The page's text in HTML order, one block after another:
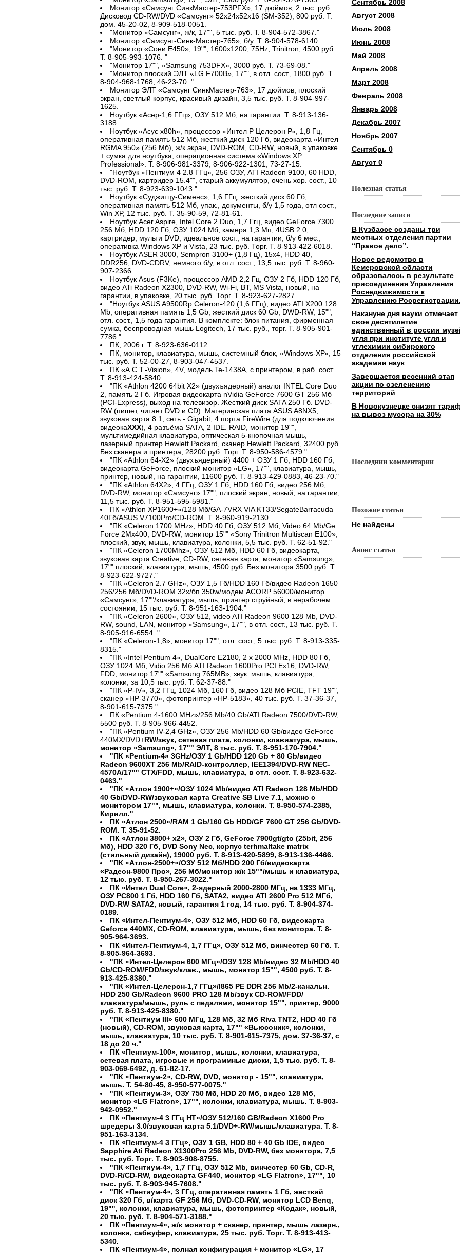
Монитор «Самсунг СинкМастер-753PFX», 17 дюймов, 2 тыс. руб.
Дисковод CD-RW/DVD «Самсунг» 52х24х52х16 (SM-352), 800 руб. Т.
дом. 45-20-02, 8-909-518-0051.
"Монитор «Самсунг», ж/к, 17"", 5 тыс. руб. Т. 8-904-572-3867."
Монитор «Самсунг-Синк-Мастер-765», б/у. Т. 8-904-578-6140.
"Монитор «Сони E450», 19"", 1600x1200, 75Hz, Trinitron, 4500 руб.
Т. 8-905-993-1076. "
"Монитор 17"", «Samsung 753DFX», 3000 руб. Т. 73-69-08."
"Монитор плоский ЭЛТ «LG F700B», 17"", в отл. сост., 1800 руб. Т.
8-904-968-1768, 46-23-70. "
Монитор ЭЛТ «Самсунг СинкМастер-763», 17 дюймов, плоский
экран, светлый корпус, красивый дизайн, 3,5 тыс. руб. Т. 8-904-997-
1625.
Ноутбук «Асер-1,6 ГГц», ОЗУ 512 Мб, на гарантии. Т. 8-913-136-
3188.
Ноутбук «Асус х80h», процессор «Интел Р Целерон Р», 1,8 Гц,
оперативная память 512 Мб, жесткий диск 120 Гб, видеокарта «Интел
RGMA 950» (256 Мб), ж/к экран, DVD-ROM, CD-RW, новый, в упаковке
+ сумка для ноутбука, операционная система «Windows XP
Professional». Т. 8-906-981-3379, 8-906-922-1301, 73-27-15.
"Ноутбук «Пентиум 4 2.8 ГГц», 256 ОЗУ, ATI Radeon 9100, 60 HDD,
DVD-ROM, картридер 15.4"", старый аккумулятор, очень хор. сост., 10
тыс. руб. Т. 8-923-639-1043."
Ноутбук «Суджитцу-Сименс», 1,6 ГГц, жесткий диск 60 Гб,
оперативная память 512 Мб, упак., документы, б/у 1,5 года, отл сост.,
Win XP, 12 тыс. руб. Т. 35-90-59, 72-81-61.
Ноутбук Acer Aspire, Intel Core 2 Duo, 1,7 Ггц, видео GeForce 7300
256 Мб, HDD 120 Гб, ОЗУ 1024 Мб, камера 1,3 Мп, 4USB 2.0,
картридер, мульти DVD, идеальное сост., на гарантии, б/у 6 мес.,
оперативка Windows XP и Vista, 23 тыс. руб. Торг. Т. 8-913-422-6018.
Ноутбук ASER 3000, Sempron 3100+ (1,8 Гц), 15х4, HDD 40,
DDR256, DVD-CDRV, немного б/у, в отл. сост., 13,5 тыс. руб. Т. 8-960-
907-2366.
Ноутбук Asus (F3Ke), процессор AMD 2,2 Гц, ОЗУ 2 Гб, HDD 120 Гб,
видео ATi Radeon X2300, DVD-RW, Wi-Fi, BT, MS Vista, новый, на
гарантии, в упаковке, 20 тыс. руб. Торг. Т. 8-923-627-2827.
"Ноутбук ASUS A9500Rp Celeron-420 (1,6 ГГц), видео ATI X200 128
Mb, оперативная память 1,5 Gb, жесткий диск 60 Gb, DWD-RW, 15"",
отл. сост., 1,5 года гарантия. В комплекте: блок питания, фирменная
сумка, беспроводная мышь Logitech, 17 тыс. руб., торг. Т. 8-905-901-
7786."
ПК, 2006 г. Т. 8-923-636-0112.
ПК, монитор, клавиатура, мышь, системный блок, «Windows-ХР», 15
тыс. руб. Т. 52-00-27, 8-903-047-4537.
ПК «A.C.T.-Vision», 4V, модель Te-1438A, с принтером, в раб. сост.
Т. 8-913-424-5840.
"ПК «Athlon 4200 64bit X2» (двухъядерный) аналог INTEL Core Duo
2, память 2 Гб. Игровая видеокарта nVidia GeForce 7600 GT 256 Мб
(PCI-Express), выход на телевизор. Жесткий диск SATA 250 Гб. DVD-
RW (пишет, читает DVD и CD). Материнская плата ASUS A8NX5,
звуковая карта 8.1, сеть - Gigabit, 4 порта FireWire (для подключения
видеокаXXX), 4 разъёма SATA, 2 IDE. RAID, монитор 19"",
мультимедийная клавиатура, оптическая 5-кнопочная мышь,
лазерный принтер Hewlett Packard, сканер Hewlett Packard, 32400 руб.
Без сканера и принтера, 28200 руб. Торг. Т. 8-950-586-4579."
"ПК «Athlon 64-Х2» (двухъядерный) 4400 + ОЗУ 1 Гб, HDD 160 Гб,
видеокарта GeForce, плоский монитор «LG», 17"", клавиатура, мышь,
принтер, новый, на гарантии, 11600 руб. Т. 8-913-429-0883, 46-23-70."
"ПК «Athlon 64Х2», 4 ГГц, ОЗУ 1 Гб, HDD 160 Гб, видео 256 Мб,
DVD-RW, монитор «Самсунг» 17"", плоский экран, новый, на гарантии,
11,5 тыс. руб. Т. 8-951-595-5981."
ПК «Athlon XP1600+»/128 Мб/GA-7VRX VIA KT33/SegateBarracuda
40Гб/ASUS V7100Pro/CD-ROM. Т. 8-960-919-2130.
"ПК «Celeron 1700 MHz», HDD 40 Гб, ОЗУ 512 Мб, Video 64 Mb/Ge
Force 2Mx400, DVD-RW, монитор 15"" «Sony Trinitron Multiscan E100»,
плоский, звук, мышь, клавиатура, колонки, 5,5 тыс. руб. Т. 62-51-92."
"ПК «Celeron 1700Mhz», ОЗУ 512 Мб, HDD 60 Гб, видеокарта,
звуковая карта Creative, CD-RW, сетевая карта, монитор «Samsung»,
17"" плоский, клавиатура, мышь, 4500 руб. Без монитора 3500 руб. Т.
8-923-622-9727."
"ПК «Celeron 2.7 GHz», ОЗУ 1,5 Гб/HDD 160 Гб/видео Radeon 1650
256/256 Мб/DVD-ROM 32x/бп 350w/модем ACORP 56000/монитор
«Самсунг», 17""/клавиатура, мышь, принтер струйный, в нерабочем
состоянии, 15 тыс. руб. Т. 8-951-163-1904."
"ПК «Celeron 2600», ОЗУ 512, video ATI Radeon 9600 128 Mb, DVD-
RW, sound, LAN, монитор «Samsung», 17"", в отл. сост., 13 тыс. руб. Т.
8-905-916-6554. "
"ПК «Celeron-1,8», монитор 17"", отл. сост., 5 тыс. руб. Т. 8-913-335-
8315."
"ПК «Intel Pentium 4», DualCore E2180, 2 х 2000 MHz, HDD 80 Гб,
ОЗУ 1024 Мб, Vidio 256 Мб ATI Radeon 1600Pro PCI Eх16, DVD-RW,
FDD, монитор 17"" «Samsung 765MB», звук. мышь, клавиатура,
колонки, за 10,5 тыс. руб. Т. 62-37-88."
"ПК «P-IV», 3,2 ГГц, 1024 Мб, 160 Гб, видео 128 Мб PCIE, TFT 19"",
сканер «НР-3770», фотопринтер «НР-5183», 40 тыс. руб. Т. 37-36-37,
8-901-615-7375."
ПК «Pentium 4-1600 MHz»/256 Mb/40 Gb/ATI Radeon 7500/DVD-RW,
5500 руб. Т. 8-905-966-4452.
"ПК «Pentium IV-2,4 GHz», ОЗУ 256 Mb/HDD 60 Gb/видео GeForce
440MX/DVD+RW/звук, сетевая плата, колонки, клавиатура, мышь,
монитор «Samsung», 17"" ЭЛТ, 8 тыс. руб. Т. 8-951-170-7904."
"ПК «Pentium-4» 3GHz/ОЗУ 1 Gb/HDD 120 Gb + 80 Gb/видео
Radeon 9600XT 256 Mb/RAID-контроллер, IEE1394/DVD-RW NEC-
4570A/17"" CTX/FDD, мышь, клавиатура, в отл. сост. Т. 8-923-632-
0463."
"ПК «Атлон 1900+»/ОЗУ 1024 Mb/видео ATI Radeon 128 Mb/HDD
40 Gb/DVD-RW/звуковая карта Creative SB Live 7.1, можно с
монитором 17"", мышь, клавиатура, колонки. Т. 8-950-574-2385,
Кирилл."
ПК «Атлон 2500»/RAM 1 Gb/160 Gb HDD/GF 7600 GT 256 Gb/DVD-
ROM. Т. 35-91-52.
ПК «Атлон 3800+ х2», ОЗУ 2 Гб, GeForce 7900gt/gto (25bit, 256
Мб), HDD 320 Гб, DVD Sony Nec, корпус terhmaltake matrix
(стильный дизайн), 19000 руб. Т. 8-913-420-5899, 8-913-136-4466.
"ПК «Атлон-2500+»/ОЗУ 512 Мб/HDD 200 Гб/видеокарта
«Радеон-9800 Про», 256 Мб/монитор ж/к 15""/мышь и клавиатура,
12 тыс. руб. Т. 8-950-267-3022."
ПК «Интел Dual Core», 2-ядерный 2000-2800 МГц, на 1333 МГц,
ОЗУ PC800 1 Гб, HDD 160 Гб, SATA2, видео ATI 2600 Pro 512 МГб,
DVD-RW SATA2, новый, гарантия 1 год, 14 тыс. руб. Т. 8-904-374-
0189.
ПК «Интел-Пентиум-4», ОЗУ 512 Мб, HDD 60 Гб, видеокарта
Geforce 440MX, CD-ROM, клавиатура, мышь, без монитора. Т. 8-
905-964-3693.
ПК «Интел-Пентиум-4, 1,7 ГГц», ОЗУ 512 Мб, винчестер 60 Гб. Т.
8-905-964-3693.
"ПК «Интел-Целерон 600 МГц»/ОЗУ 128 Mb/видео 32 Mb/HDD 40
Gb/CD-ROM/FDD/звук/клав., мышь, монитор 15"", 4500 руб. Т. 8-
913-425-8380."
"ПК «Интел-Целерон-1,7 ГГц»/I865 PE DDR 256 Mb/2-канальн.
HDD 250 Gb/Radeon 9600 PRO 128 Mb/звук CD-ROM/FDD/
клавиатура/мышь, руль с педалями, монитор 15"", принтер, 9000
руб. Т. 8-913-425-8380."
"ПК «Пентиум III» 600 МГц, 128 Мб, 32 Мб Riva TNT2, HDD 40 Гб
(новый), CD-ROM, звуковая карта, 17"" «Вьюсоник», колонки,
мышь, клавиатура, 10 тыс. руб. Т. 8-901-615-7375, дом. 37-36-37, с
18 до 20 ч."
ПК «Пентиум-100», монитор, мышь, колонки, клавиатура,
сетевая плата, игровые и программные диски, 1,5 тыс. руб. Т. 8-
903-069-6492, д. 61-82-17.
"ПК «Пентиум-2», CD-RW, DVD, монитор - 15"", клавиатура,
мышь. Т. 54-80-45, 8-950-577-0075."
"ПК «Пентиум-3», ОЗУ 750 Мб, HDD 20 Мб, видео 128 Мб,
монитор «LG Flatron», 17"", колонки, клавиатура, мышь. Т. 8-903-
942-0952."
ПК «Пентиум-4 3 ГГц HT»/ОЗУ 512/160 GB/Radeon X1600 Pro
шредеры 3.0/звуковая карта 5.1/DVD+-RW/мышь/клавиатура. Т. 8-
951-163-3134.
ПК «Пентиум-4 3 ГГц», ОЗУ 1 GB, HDD 80 + 40 Gb IDE, видео
Sapphire Ati Radeon X1300Pro 256 Mb, DVD-RW, без монитора, 7,5
тыс. руб. Торг. Т. 8-903-908-8755.
"ПК «Пентиум-4», 1,7 ГГц, ОЗУ 512 Mb, винчестер 60 Gb, CD-R,
DVD-R/CD-RW, видеокарта GF440, монитор «LG Flatron», 17"", 10
тыс. руб. Т. 8-903-945-7608."
"ПК «Пентиум-4», 3 ГГц, оперативная память 1 Гб, жесткий
диск 320 Гб, в/карта GF 256 Мб, DVD-CD-RW, монитор LCD Benq,
19"", колонки, клавиатура, мышь, фотопринтер «Кодак», новый,
20 тыс. руб. Т. 8-904-571-3188."
ПК «Пентиум-4», ж/к монитор + сканер, принтер, мышь лазерн.,
колонки, сабвуфер, клавиатура, 25 тыс. руб. Торг. Т. 8-913-413-
5340.
ПК «Пентиум-4», полная конфигурация + монитор «LG», 17
Сентябрь 2008
Август 2008
Июль 2008
Июнь 2008
Май 2008
Апрель 2008
Март 2008
Февраль 2008
Январь 2008
Декабрь 2007
Ноябрь 2007
Сентябрь 0
Август 0
Полезная статья
Последние записи
В Кузбассе созданы три
местных отделения партии
“Правое дело”.
Новое ведомство в
Кемеровской области
образовалось в результате
присоединения Управления
Роснедвижимости к
Управлению
Накануне дня науки отмечает
свое десятилетие
единственный в россии
угля при институте угля и
углехимии сибирского
отделения российской
академии наук
Завершается весенний этап
акции по озеленению
территорий
В Новокузнецке снизят
на вывоз мусора на 30%
Последнии комментарии
Похожие статьи
Не найдены
Анонс статьи